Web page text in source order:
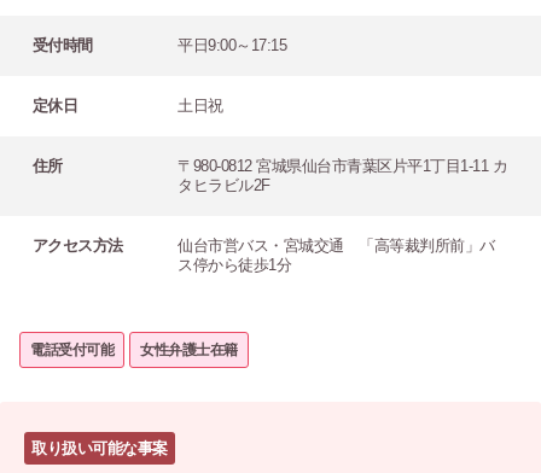
受付時間 平日9:00～17:15
定休日 土日祝
住所
〒980-0812 宮城県仙台市青葉区片平1丁目1-11 カ
タヒラビル2F
アクセス方法
仙台市営バス・宮城交通 「高等裁判所前」バ
ス停から徒歩1分
電話受付可能 女性弁護士在籍
取り扱い可能な事案